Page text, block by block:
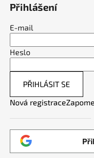
Přihlášení
E-mail
Heslo
PŘIHLÁSIT SE
Nová registrace